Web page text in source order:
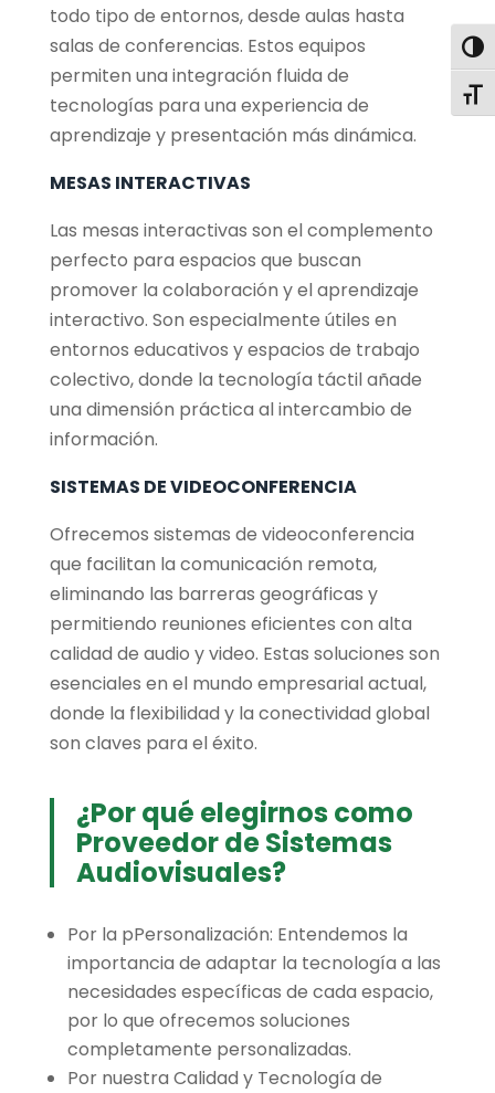
todo tipo de entornos, desde aulas hasta
salas de conferencias. Estos equipos
permiten una integración fluida de
tecnologías para una experiencia de
aprendizaje y presentación más dinámica.
MESAS INTERACTIVAS
Las mesas interactivas son el complemento
perfecto para espacios que buscan
promover la colaboración y el aprendizaje
interactivo. Son especialmente útiles en
entornos educativos y espacios de trabajo
colectivo, donde la tecnología táctil añade
una dimensión práctica al intercambio de
información.
SISTEMAS DE VIDEOCONFERENCIA
Ofrecemos sistemas de videoconferencia
que facilitan la comunicación remota,
eliminando las barreras geográficas y
permitiendo reuniones eficientes con alta
calidad de audio y video. Estas soluciones son
esenciales en el mundo empresarial actual,
donde la flexibilidad y la conectividad global
son claves para el éxito.
¿Por qué elegirnos como
Proveedor de Sistemas
Audiovisuales?
Por la pPersonalización: Entendemos la
importancia de adaptar la tecnología a las
necesidades específicas de cada espacio,
por lo que ofrecemos soluciones
completamente personalizadas.
Por nuestra Calidad y Tecnología de